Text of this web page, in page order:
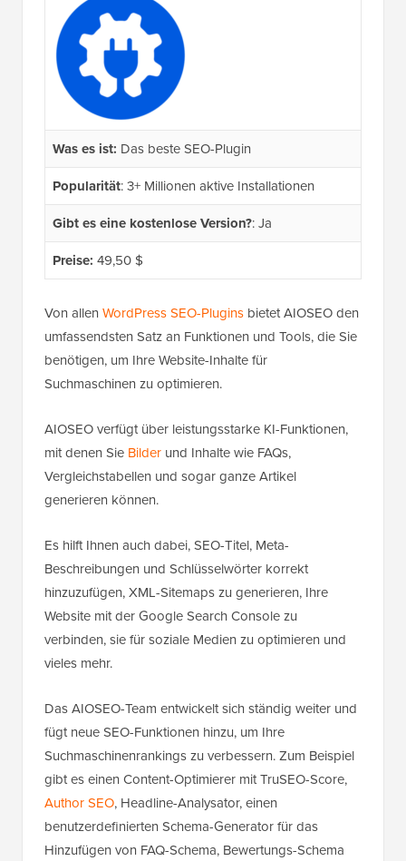
Was es ist: Das beste SEO-Plugin
Popularität: 3+ Millionen aktive Installationen
Gibt es eine kostenlose Version?: Ja
Preise: 49,50 $
Von allen WordPress SEO-Plugins bietet AIOSEO den
umfassendsten Satz an Funktionen und Tools, die Sie
benötigen, um Ihre Website-Inhalte für
Suchmaschinen zu optimieren.
AIOSEO verfügt über leistungsstarke KI-Funktionen,
mit denen Sie Bilder und Inhalte wie FAQs,
Vergleichstabellen und sogar ganze Artikel
generieren können.
Es hilft Ihnen auch dabei, SEO-Titel, Meta-
Beschreibungen und Schlüsselwörter korrekt
hinzuzufügen, XML-Sitemaps zu generieren, Ihre
Website mit der Google Search Console zu
verbinden, sie für soziale Medien zu optimieren und
vieles mehr.
Das AIOSEO-Team entwickelt sich ständig weiter und
fügt neue SEO-Funktionen hinzu, um Ihre
Suchmaschinenrankings zu verbessern. Zum Beispiel
gibt es einen Content-Optimierer mit TruSEO-Score,
Author SEO, Headline-Analysator, einen
benutzerdefinierten Schema-Generator für das
Hinzufügen von FAQ-Schema, Bewertungs-Schema